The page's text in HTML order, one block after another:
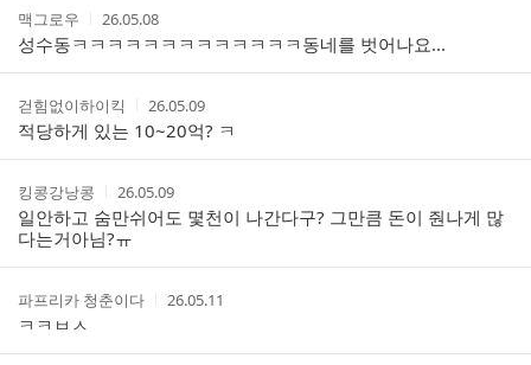
작
성
자
맥그로우
작
성
시
간
26.05.08
성수동ㅋㅋㅋㅋㅋㅋㅋㅋㅋㅋㅋㅋㅋ동네를 벗어나요...
작
성
자
걷힘없이하이킥
작
성
시
간
26.05.09
적당하게 있는 10~20억? ㅋ
작
성
자
킹콩강낭콩
작
성
시
간
26.05.09
일안하고 숨만쉬어도 몇천이 나간다구? 그만큼 돈이 줜나게 많
다는거아님?ㅠ
작
성
자
파프리카 청춘이다
작
간
26.05.11
ㅋㅋㅂㅅ